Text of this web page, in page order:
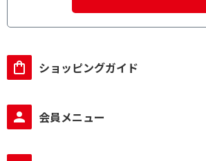
ショッピングガイド
会員メニュー